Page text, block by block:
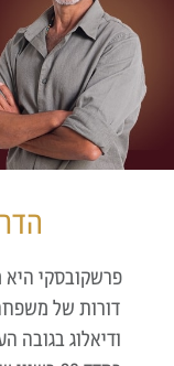
דורות של
ודיאלוג בגובה